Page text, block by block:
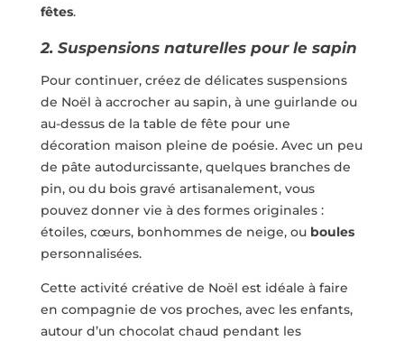
fêtes.
2. Suspensions naturelles pour le sapin
Pour continuer, créez de délicates suspensions
de Noël à accrocher au sapin, à une guirlande ou
au-dessus de la table de fête pour une
décoration maison pleine de poésie. Avec un peu
de pâte autodurcissante, quelques branches de
pin, ou du bois gravé artisanalement, vous
pouvez donner vie à des formes originales :
étoiles, cœurs, bonhommes de neige, ou boules
personnalisées.
Cette activité créative de Noël est idéale à faire
en compagnie de vos proches, avec les enfants,
autour d’un chocolat chaud pendant les